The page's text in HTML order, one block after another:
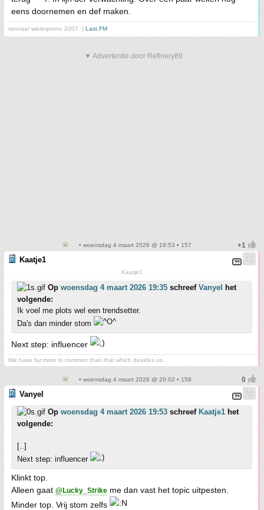
eens doornemen en def maken.
winnaar wielerprono 2007 :) Last.FM
▼ Advertentie door Refinery89
• woensdag 4 maart 2026 @ 19:53 • 157
Kaatje1
Kaatje1
Op woensdag 4 maart 2026 19:35 schreef Vanyel
het
volgende:
Ik voel me plots wel een trendsetter.
Da's dan minder stom
Next step: influencer
We have far more in common than that which devides us..
• woensdag 4 maart 2026 @ 20:02 • 158
Vanyel
Op woensdag 4 maart 2026 19:53 schreef Kaatje1 het
volgende:
[..]
Next step: influencer
Klinkt top.
Alleen gaat @Lucky_Strike me dan vast het topic uitpesten.
Minder top. Vrij stom zelfs